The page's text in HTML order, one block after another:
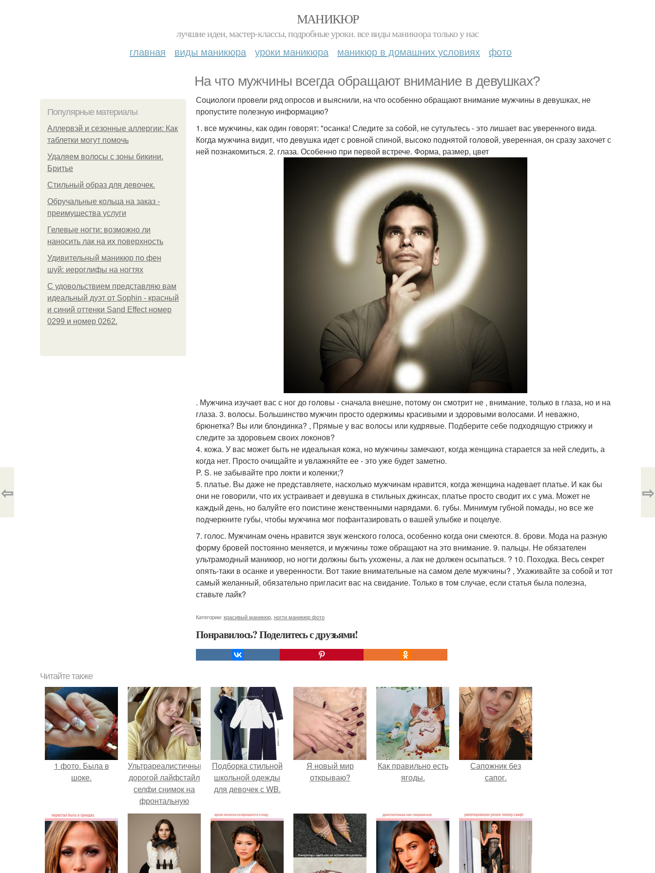
МАНИКЮР
лучшие идеи, мастер-классы, подробные уроки. все виды маникюра только у нас
главная виды маникюра уроки маникюра маникюр в домашних условиях фото
На что мужчины всегда обращают внимание в девушках?
Популярные материалы
Аллервэй и сезонные аллергии: Как
таблетки могут помочь
Удаляем волосы с зоны бикини.
Бритье
Стильный образ для девочек.
Обручальные кольца на заказ -
преимущества услуги
Гелевые ногти: возможно ли
наносить лак на их поверхность
Удивительный маникюр по фен
шуй: иероглифы на ногтях
С удовольствием представляю вам
идеальный дуэт от Sophin - красный
и синий оттенки Sand Effect номер
0299 и номер 0262.
Социологи провели ряд опросов и выяснили, на что особенно обращают внимание мужчины в девушках, не
пропустите полезную информацию?
1. все мужчины, как один говорят: "осанка! Следите за собой, не сутультесь - это лишает вас уверенного вида.
Когда мужчина видит, что девушка идет с ровной спиной, высоко поднятой головой, уверенная, он сразу захочет с
ней познакомиться. 2. глаза. Особенно при первой встрече. Форма, размер, цвет
. Мужчина изучает вас с ног до головы - сначала внешне, потому он смотрит не , внимание, только в глаза, но и на
глаза. 3. волосы. Большинство мужчин просто одержимы красивыми и здоровыми волосами. И неважно,
брюнетка? Вы или блондинка? , Прямые у вас волосы или кудрявые. Подберите себе подходящую стрижку и
следите за здоровьем своих локонов?
4. кожа. У вас может быть не идеальная кожа, но мужчины замечают, когда женщина старается за ней следить, а
когда нет. Просто очищайте и увлажняйте ее - это уже будет заметно.
P. S. не забывайте про локти и коленки;?
5. платье. Вы даже не представляете, насколько мужчинам нравится, когда женщина надевает платье. И как бы
они не говорили, что их устраивает и девушка в стильных джинсах, платье просто сводит их с ума. Может не
каждый день, но балуйте его поистине женственными нарядами. 6. губы. Минимум губной помады, но все же
подчеркните губы, чтобы мужчина мог пофантазировать о вашей улыбке и поцелуе.
7. голос. Мужчинам очень нравится звук женского голоса, особенно когда они смеются. 8. брови. Мода на разную
форму бровей постоянно меняется, и мужчины тоже обращают на это внимание. 9. пальцы. Не обязателен
ультрамодный маникюр, но ногти должны быть ухожены, а лак не должен осыпаться. ? 10. Походка. Весь секрет
опять-таки в осанке и уверенности. Вот такие внимательные на самом деле мужчины? , Ухаживайте за собой и тот
самый желанный, обязательно пригласит вас на свидание. Только в том случае, если статья была полезна,
ставьте лайк?
Категории: красивый маникюр ногти маникюр фото
Понравилось? Поделитесь с друзьями!
⇦ ⇨
Читайте также
1 фото. Была в
шоке.
Ультрареалистичный
дорогой лайфстайл
селфи снимок на
фронтальную
камеру.
Подборка стильной
школьной одежды
для девочек с WB.
Я новый мир
открываю?
Как правильно eсть
ягоды.
Сапожник без
сапог.